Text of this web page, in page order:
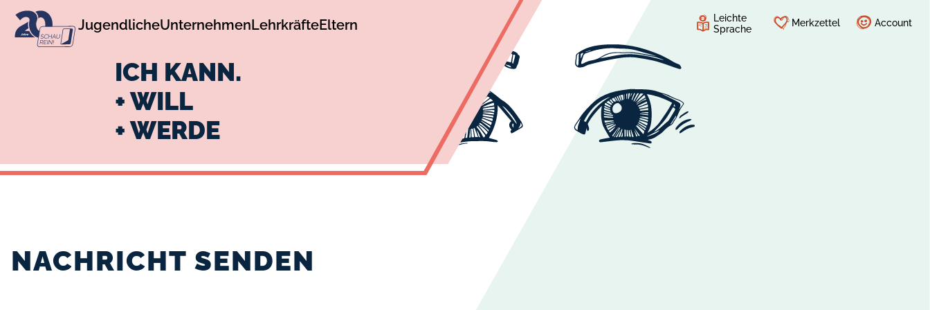
Navigation
zum
Inhalt
JugendlicheUnternehmenLehrkräfteEltern
Leichte
Sprache
Merkzettel Account
ICH KANN.
+ WILL
+ WERDE
NACHRICHT SENDEN